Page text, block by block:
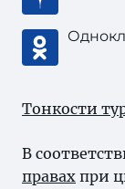
Тонкости
В
правах при